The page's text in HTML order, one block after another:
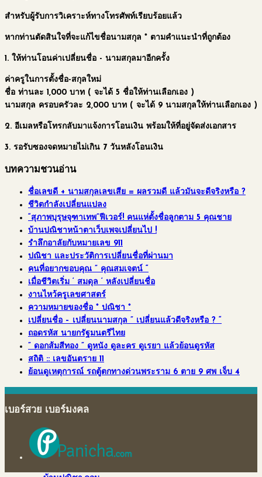
สำหรับผู้รับการวิเคราะห์ทางโทรศัพท์เรียบร้อยแล้ว
หากท่านตัดสินใจที่จะแก้ไขชื่อนามสกุล * ตามคำแนะนำที่ถูกต้อง
1. ให้ท่านโอนค่าเปลี่ยนชื่อ - นามสกุลมาอีกครั้ง
ค่าครูในการตั้งชื่อ-สกุลใหม่
ชื่อ ท่านละ 1,000 บาท ( จะได้ 5 ชื่อให้ท่านเลือกเอง )
นามสกุล ครอบครัวละ 2,000 บาท ( จะได้ 9 นามสกุลให้ท่านเลือกเอง )
2. อีเมลหรือโทรกลับมาแจ้งการโอนเงิน พร้อมให้ที่อยู่จัดส่งเอกสาร
3. รอรับซองจดหมายไม่เกิน 7 วันหลังโอนเงิน
บทความชวนอ่าน
ชื่อเลขดี + นามสกุลเลขเสีย = ผลรวมดี แล้วมันจะดีจริงหรือ ?
ชีวิตกำลังเปลี่ยนแปลง
“สุภาพบุรุษจุฑาเทพ”ฟีเวอร์! คนแห่ตั้งชื่อลูกตาม 5 คุณชาย
บ้านปณิชาหน้าตาเว็บเพจเปลี่ยนไป !
รำลึกอาลัยกับหมายเลข 911
ปณิชา และประวัติการเปลี่ยนชื่อที่ผ่านมา
คนที่อยากขอบคุณ ” คุณสมเจตน์ “
เมื่อชีวิตเริ่ม ‘ สมดุล ‘ หลังเปลี่ยนชื่อ
งานไหว้ครูเลขศาสตร์
ความหมายของชื่อ * ปณิชา *
เปลี่ยนชื่อ – เปลี่ยนนามสกุล ” เปลี่ยนแล้วดีจริงหรือ ? “
ถอดรหัส นายกรัฐมนตรีไทย
” ดอกส้มสีทอง ” ดูหนัง ดูละคร ดูเรยา แล้วย้อนดูรหัส
สถิติ :: เลขอันตราย 11
ย้อนดูเหตุการณ์ รถตู้ตกทางด่วนพระราม 6 ตาย 9 ศพ เจ็บ 4
เบอร์สวย เบอร์มงคล